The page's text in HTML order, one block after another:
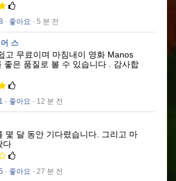
· 좋아요 · 5 분 전
스
고 무료이며 마침내이 영화 Manos
좋은 품질로 볼 수 있습니다 . 감사합
· 좋아요 · 12 분 전
몇 달 동안 기다렸습니다. 그리고 마
다
· 좋아요 · 27 분 전